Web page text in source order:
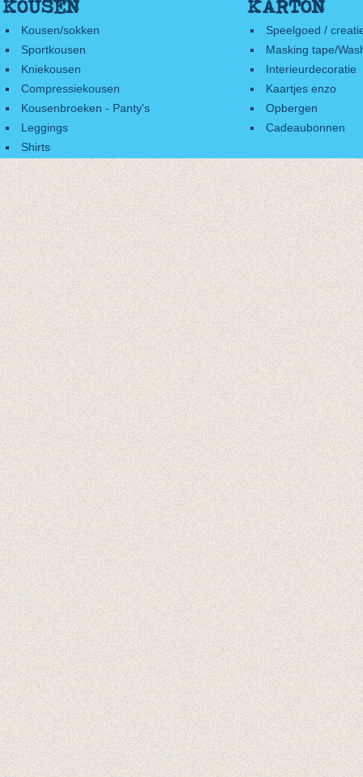
KOUSEN
Kousen/sokken
Sportkousen
Kniekousen
Compressiekousen
Kousenbroeken - Panty's
Leggings
Shirts
KARTON
Speelgoed /
Masking tape/
Interieurdecoratie
Kaartjes enzo
Opbergen
Cadeaubonnen